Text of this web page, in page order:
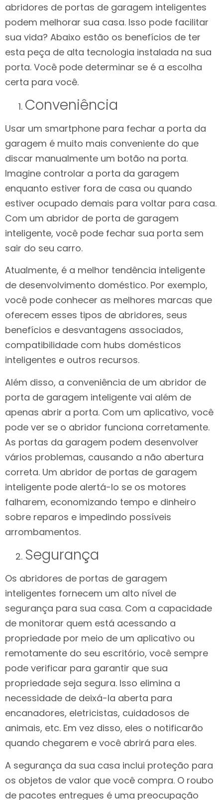
abridores de portas de garagem inteligentes
podem melhorar sua casa. Isso pode facilitar
sua vida? Abaixo estão os benefícios de ter
esta peça de alta tecnologia instalada na sua
porta. Você pode determinar se é a escolha
certa para você.
Conveniência
Usar um smartphone para fechar a porta da
garagem é muito mais conveniente do que
discar manualmente um botão na porta.
Imagine controlar a porta da garagem
enquanto estiver fora de casa ou quando
estiver ocupado demais para voltar para casa.
Com um abridor de porta de garagem
inteligente, você pode fechar sua porta sem
sair do seu carro.
Atualmente, é a melhor tendência inteligente
de desenvolvimento doméstico. Por exemplo,
você pode conhecer as melhores marcas que
oferecem esses tipos de abridores, seus
benefícios e desvantagens associados,
compatibilidade com hubs domésticos
inteligentes e outros recursos.
Além disso, a conveniência de um abridor de
porta de garagem inteligente vai além de
apenas abrir a porta. Com um aplicativo, você
pode ver se o abridor funciona corretamente.
As portas da garagem podem desenvolver
vários problemas, causando a não abertura
correta. Um abridor de portas de garagem
inteligente pode alertá-lo se os motores
falharem, economizando tempo e dinheiro
sobre reparos e impedindo possíveis
arrombamentos.
Segurança
Os abridores de portas de garagem
inteligentes fornecem um alto nível de
segurança para sua casa. Com a capacidade
de monitorar quem está acessando a
propriedade por meio de um aplicativo ou
remotamente do seu escritório, você sempre
pode verificar para garantir que sua
propriedade seja segura. Isso elimina a
necessidade de deixá-la aberta para
encanadores, eletricistas, cuidadosos de
animais, etc. Em vez disso, eles o notificarão
quando chegarem e você abrirá para eles.
A segurança da sua casa inclui proteção para
os objetos de valor que você compra. O roubo
de pacotes entregues é uma preocupação